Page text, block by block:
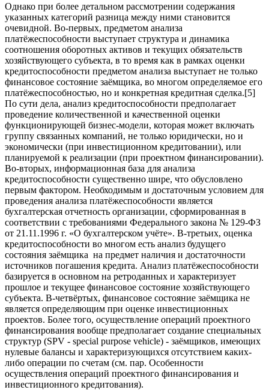
Однако при более детальном рассмотрении содержания
указанных категорий разница между ними становится
очевидной. Во-первых, предметом анализа
платёжеспособности выступает структура и динамика
соотношения оборотных активов и текущих обязательств
хозяйствующего субъекта, в то время как в рамках оценки
кредитоспособности предметом анализа выступает не только
финансовое состояние заёмщика, во многом определяемое его
платёжеспособностью, но и конкретная кредитная сделка.[5]
По сути дела, анализ кредитоспособности предполагает
проведение количественной и качественной оценки
функционирующей бизнес-модели, которая может включать
группу связанных компаний, не только юридически, но и
экономически (при инвестиционном кредитовании), или
планируемой к реализации (при проектном финансировании).
Во-вторых, информационная база для анализа
кредитоспособности существенно шире, что обусловлено
первым фактором. Необходимым и достаточным условием для
проведения анализа платёжеспособности является
бухгалтерская отчетность организации, сформированная в
соответствии с требованиями Федерального закона № 129-ФЗ
от 21.11.1996 г. «О бухгалтерском учёте». В-третьих, оценка
кредитоспособности во многом есть анализ будущего
состояния заёмщика на предмет наличия и достаточности
источников погашения кредита. Анализ платёжеспособности
базируется в основном на ретроданных и характеризует
прошлое и текущее финансовое состояние хозяйствующего
субъекта. В-четвёртых, финансовое состояние заёмщика не
является определяющим при оценке инвестиционных
проектов. Более того, осуществление операций проектного
финансирования вообще предполагает создание специальных
структур (SPV - special purpose vehicle) - заёмщиков, имеющих
нулевые балансы и характеризующихся отсутствием каких-
либо операции по счетам (см. пар. Особенности
осуществления операций проектного финансирования и
инвестиционного кредитования).